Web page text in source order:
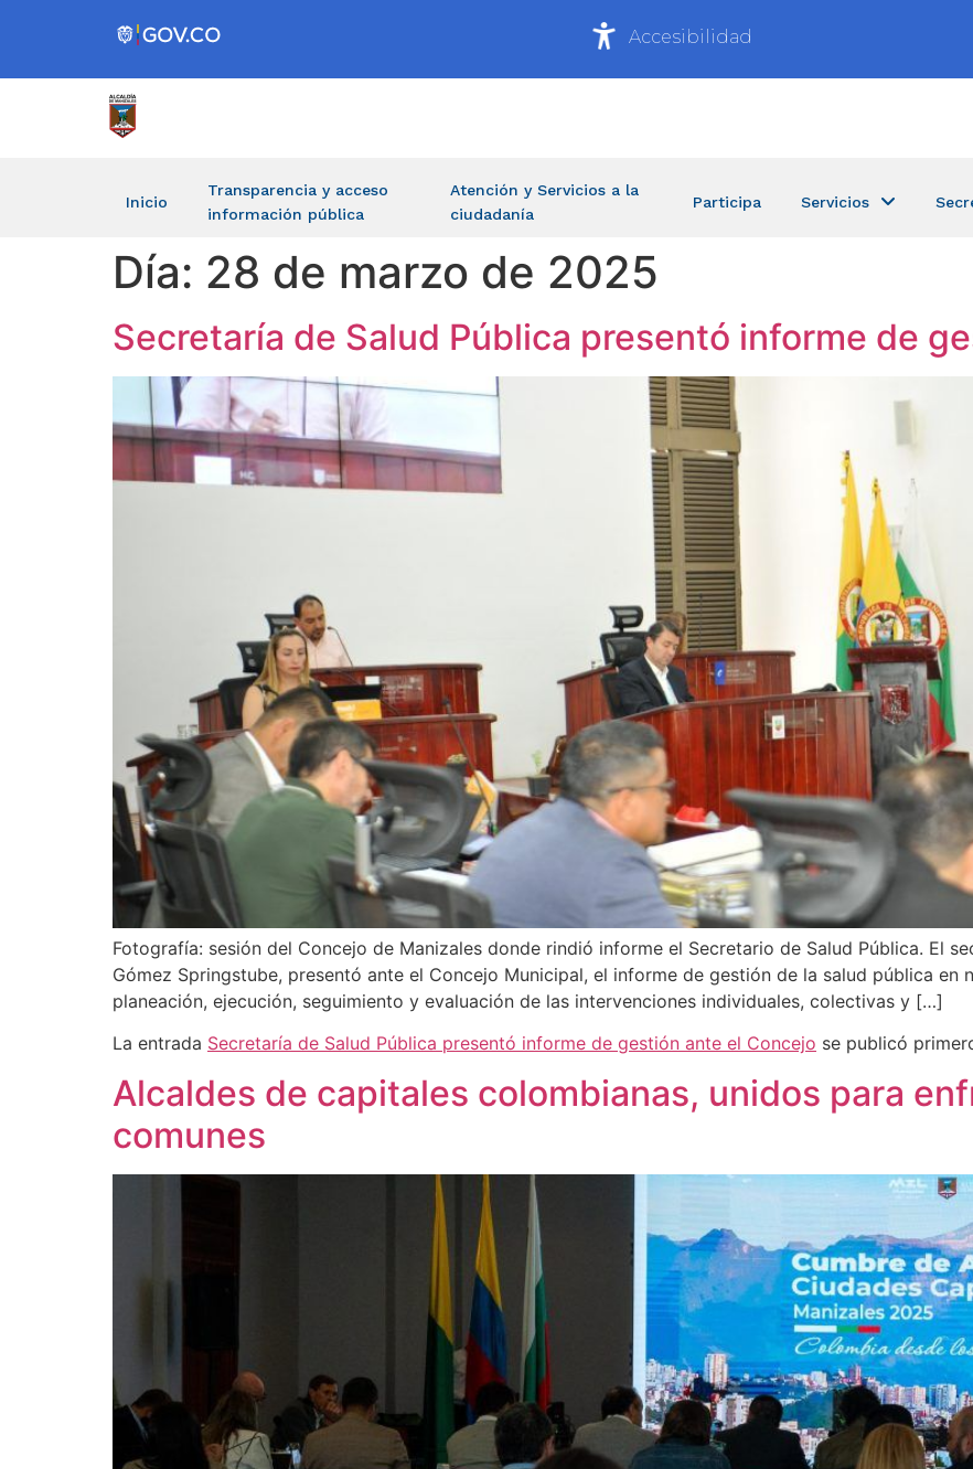
Accesibilidad
Inicio
Transparencia y acceso
información pública
Atención y Servicios a la
ciudadanía
Participa Servicios
Día: 28 de marzo de 2025
Secretaría de Salud Pública presentó informe de
Fotografía: sesión del Concejo de Manizales donde rindió informe el Secretario de Salud Pública. El
Gómez Springstube, presentó ante el Concejo Municipal, el informe de gestión de la salud pública en
planeación, ejecución, seguimiento y evaluación de las intervenciones individuales, colectivas y […]
La entrada Secretaría de Salud Pública presentó informe de gestión ante el Concejo se publicó
Alcaldes de capitales colombianas, unidos para
comunes